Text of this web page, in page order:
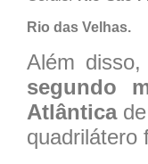
Rio das Velhas.
Além
segundo
Atlânticade
quadrilátero